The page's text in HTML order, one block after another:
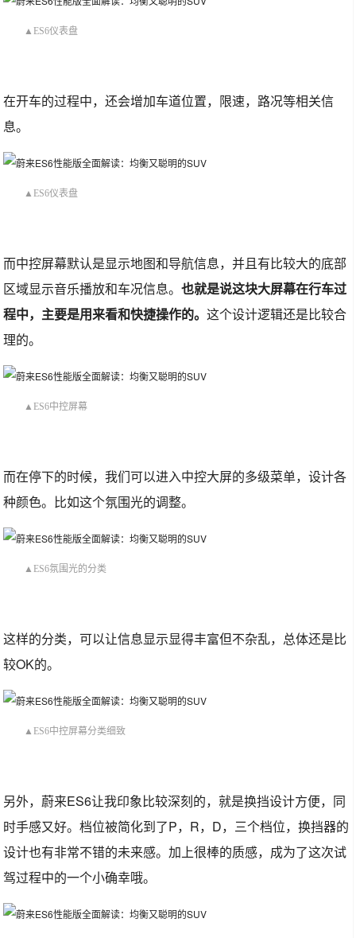
▲ES6仪表盘
在开车的过程中，还会增加车道位置，限速，路况等相关信
息。
▲ES6仪表盘
而中控屏幕默认是显示地图和导航信息，并且有比较大的底部
区域显示音乐播放和车况信息。也就是说这块大屏幕在行车过
程中，主要是用来看和快捷操作的。这个设计逻辑还是比较合
理的。
▲ES6中控屏幕
而在停下的时候，我们可以进入中控大屏的多级菜单，设计各
种颜色。比如这个氛围光的调整。
▲ES6氛围光的分类
这样的分类，可以让信息显示显得丰富但不杂乱，总体还是比
较OK的。
▲ES6中控屏幕分类细致
另外，蔚来ES6让我印象比较深刻的，就是换挡设计方便，同
时手感又好。档位被简化到了P，R，D，三个档位，换挡器的
设计也有非常不错的未来感。加上很棒的质感，成为了这次试
驾过程中的一个小确幸哦。